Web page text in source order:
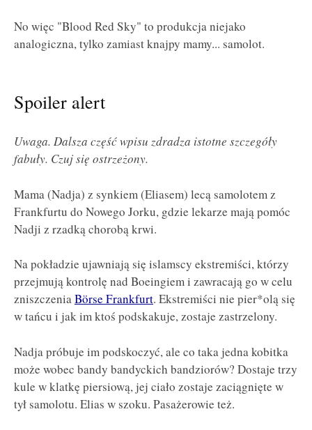
No więc "Blood Red Sky" to produkcja niejako
analogiczna, tylko zamiast knajpy mamy... samolot.
Spoiler alert
Uwaga. Dalsza część wpisu zdradza istotne szczegóły
fabuły. Czuj się ostrzeżony.
Mama (Nadja) z synkiem (Eliasem) lecą samolotem z
Frankfurtu do Nowego Jorku, gdzie lekarze mają pomóc
Nadji z rzadką chorobą krwi.
Na pokładzie ujawniają się islamscy ekstremiści, którzy
przejmują kontrolę nad Boeingiem i zawracają go w celu
zniszczeniaBörse Frankfurt. Ekstremiści nie pier*olą się
w tańcu i jak im ktoś podskakuje, zostaje zastrzelony.
Nadja próbuje im podskoczyć, ale co taka jedna kobitka
może wobec bandy bandyckich bandziorów? Dostaje trzy
kule w klatkę piersiową, jej ciało zostaje zaciągnięte w
tył samolotu. Elias w szoku. Pasażerowie też.